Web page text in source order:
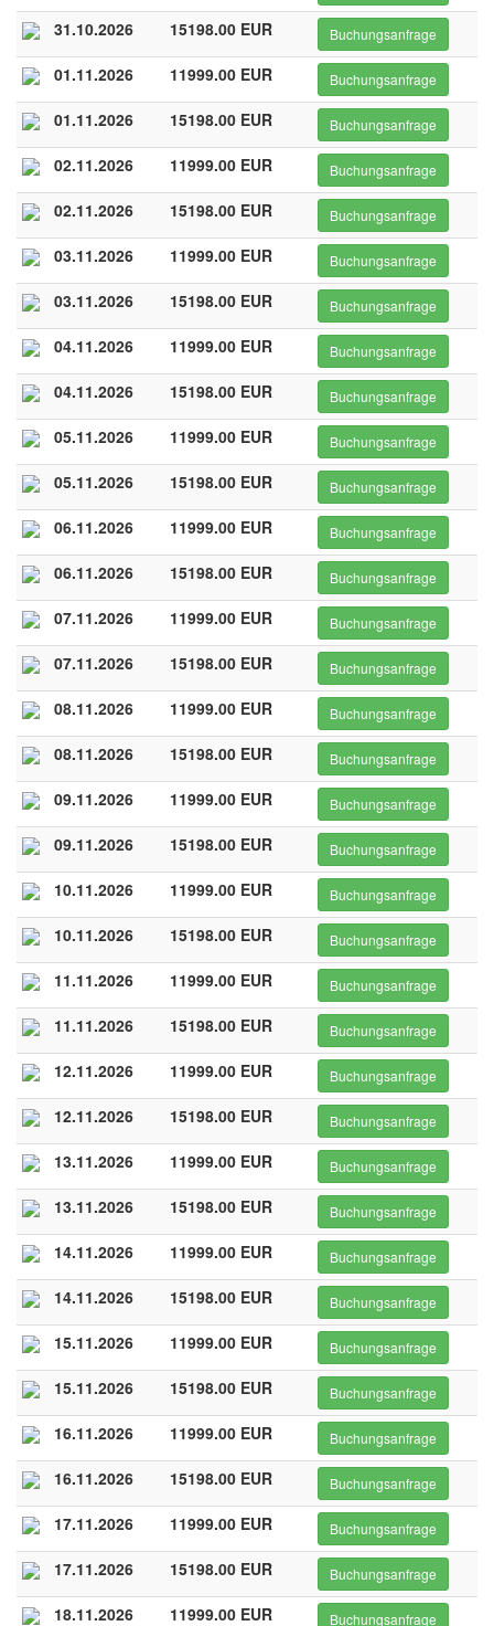
31.10.2026 15198.00 EUR Buchungsanfrage
01.11.2026 11999.00 EUR Buchungsanfrage
01.11.2026 15198.00 EUR Buchungsanfrage
02.11.2026 11999.00 EUR Buchungsanfrage
02.11.2026 15198.00 EUR Buchungsanfrage
03.11.2026 11999.00 EUR Buchungsanfrage
03.11.2026 15198.00 EUR Buchungsanfrage
04.11.2026 11999.00 EUR Buchungsanfrage
04.11.2026 15198.00 EUR Buchungsanfrage
05.11.2026 11999.00 EUR Buchungsanfrage
05.11.2026 15198.00 EUR Buchungsanfrage
06.11.2026 11999.00 EUR Buchungsanfrage
06.11.2026 15198.00 EUR Buchungsanfrage
07.11.2026 11999.00 EUR Buchungsanfrage
07.11.2026 15198.00 EUR Buchungsanfrage
08.11.2026 11999.00 EUR Buchungsanfrage
08.11.2026 15198.00 EUR Buchungsanfrage
09.11.2026 11999.00 EUR Buchungsanfrage
09.11.2026 15198.00 EUR Buchungsanfrage
10.11.2026 11999.00 EUR Buchungsanfrage
10.11.2026 15198.00 EUR Buchungsanfrage
11.11.2026 11999.00 EUR Buchungsanfrage
11.11.2026 15198.00 EUR Buchungsanfrage
12.11.2026 11999.00 EUR Buchungsanfrage
12.11.2026 15198.00 EUR Buchungsanfrage
13.11.2026 11999.00 EUR Buchungsanfrage
13.11.2026 15198.00 EUR Buchungsanfrage
14.11.2026 11999.00 EUR Buchungsanfrage
14.11.2026 15198.00 EUR Buchungsanfrage
15.11.2026 11999.00 EUR Buchungsanfrage
15.11.2026 15198.00 EUR Buchungsanfrage
16.11.2026 11999.00 EUR Buchungsanfrage
16.11.2026 15198.00 EUR Buchungsanfrage
17.11.2026 11999.00 EUR Buchungsanfrage
17.11.2026 15198.00 EUR Buchungsanfrage
18.11.2026 11999.00 EUR Buchungsanfrage